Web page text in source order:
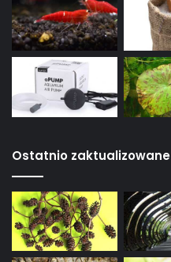
Ostatnio zaktualizowane